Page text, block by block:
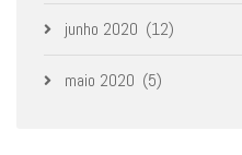
junho 2020 (12)
maio 2020 (5)